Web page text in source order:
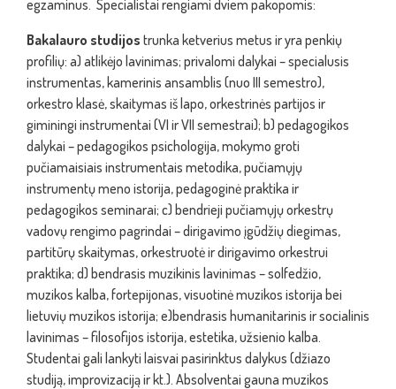
egzaminus. Specialistai rengiami dviem pakopomis:
Bakalauro studijos trunka ketverius metus ir yra penkių
profilių: a) atlikėjo lavinimas; privalomi dalykai – specialusis
instrumentas, kamerinis ansamblis (nuo III semestro),
orkestro klasė, skaitymas iš lapo, orkestrinės partijos ir
giminingi instrumentai (VI ir VII semestrai); b) pedagogikos
dalykai – pedagogikos psichologija, mokymo groti
pučiamaisiais instrumentais metodika, pučiamųjų
instrumentų meno istorija, pedagoginė praktika ir
pedagogikos seminarai; c) bendrieji pučiamųjų orkestrų
vadovų rengimo pagrindai – dirigavimo įgūdžių diegimas,
partitūrų skaitymas, orkestruotė ir dirigavimo orkestrui
praktika; d) bendrasis muzikinis lavinimas – solfedžio,
muzikos kalba, fortepijonas, visuotinė muzikos istorija bei
lietuvių muzikos istorija; e)bendrasis humanitarinis ir socialinis
lavinimas – filosofijos istorija, estetika, užsienio kalba.
Studentai gali lankyti laisvai pasirinktus dalykus (džiazo
studiją, improvizaciją ir kt.). Absolventai gauna muzikos